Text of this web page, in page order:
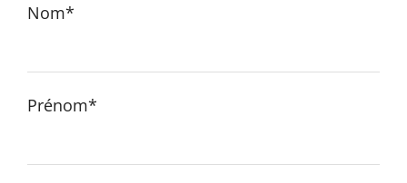
Nom*
Prénom*